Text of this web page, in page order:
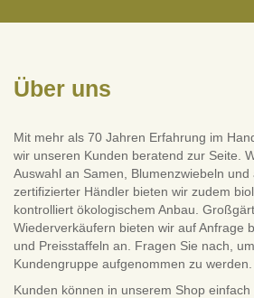
Über uns
Mit mehr als 70 Jahren Erfahrung im
wir unseren Kunden beratend zur Seite.
Auswahl an Samen, Blumenzwiebeln
zertifizierter Händler bieten wir zudem
kontrolliert ökologischem Anbau.
Wiederverkäufern bieten wir auf Anfrage
und Preisstaffeln an. Fragen Sie nach,
Kundengruppe aufgenommen zu werden.
Kunden können in unserem Shop